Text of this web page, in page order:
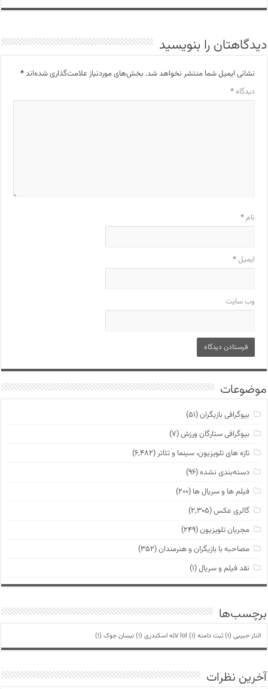
دیدگاهتان را بنویسید
نشانی ایمیل شما منتشر نخواهد شد. بخش‌های موردنیاز علامت‌گذاری شده‌اند*
دیدگاه*
نام*
ایمیل*
وب‌ سایت
موضوعات
بیوگرافی بازیگران(۵۱)
بیوگرافی ستارگان ورزش(۷)
تازه های تلویزیون، سینما و تئاتر(۶,۴۸۲)
دسته‌بندی نشده(۹۶)
فیلم ها و سریال ها (۲۰۰)
گالری عکس(۲,۳۰۵)
مجریان تلویزیون(۲۴۹)
مصاحبه با بازیگران و هنرمندان(۳۵۲)
نقد فیلم و سریال(۱)
برچسب‌ها
الناز حبیبی (1) ثبت دامنه lol (1) لاله اسکندری (1) نیسان جوک (1)
آخرین نظرات